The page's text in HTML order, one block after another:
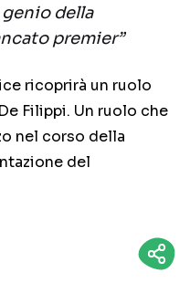
della
premier”
ricoprirà un ruolo
Filippi. Un ruolo che
nel corso della
del